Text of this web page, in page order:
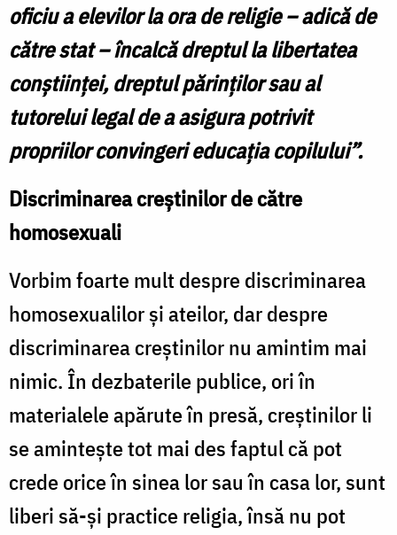
oficiu a elevilor la ora de religie – adică de
către stat – încalcă dreptul la libertatea
conştiinţei, dreptul părinţilor sau al
tutorelui legal de a asigura potrivit
propriilor convingeri educaţia copilului”.
Discriminarea creştinilor de către
homosexuali
Vorbim foarte mult despre discriminarea
homosexualilor şi ateilor, dar despre
discriminarea creştinilor nu amintim mai
nimic. În dezbaterile publice, ori în
materialele apărute în presă, creştinilor li
se aminteşte tot mai des faptul că pot
crede orice în sinea lor sau în casa lor, sunt
liberi să-şi practice religia, însă nu pot